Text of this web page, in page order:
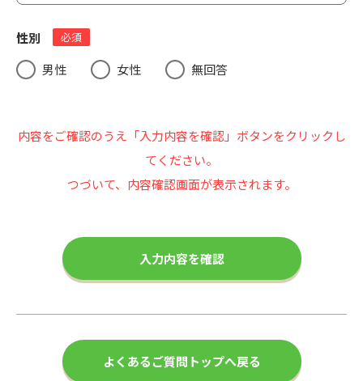
性別 必須
男性 女性 無回答
内容をご確認のうえ「入力内容を確認」ボタンをクリックし
てください。
つづいて、内容確認画面が表示されます。
よくあるご質問トップへ戻る